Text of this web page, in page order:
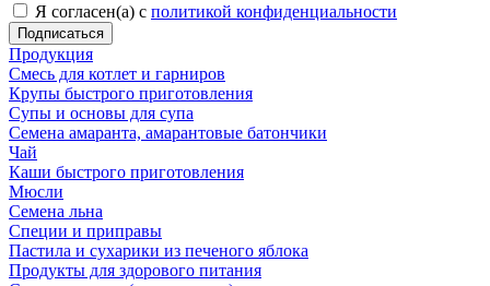
Я согласен(а) с политикой конфиденциальности
Продукция
Смесь для котлет и гарниров
Крупы быстрого приготовления
Супы и основы для супа
Семена амаранта, амарантовые батончики
Чай
Каши быстрого приготовления
Мюсли
Семена льна
Специи и приправы
Пастила и сухарики из печеного яблока
Продукты для здорового питания